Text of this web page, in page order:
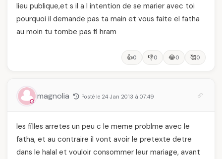
lieu publique,et s il a l intention de se marier avec toi
pourquoi il demande pas ta main et vous faite el fatha
au moin tu tombe pas fi hram
👍0 👎0 😂0 🥰0
magnolia Posté le 24 Jan 2013 à 07:49
les filles arretes un peu c le meme problme avec le
fatha, et au contraire il vont avoir le pretexte detre
dans le halal et vouloir consommer leur mariage, avant